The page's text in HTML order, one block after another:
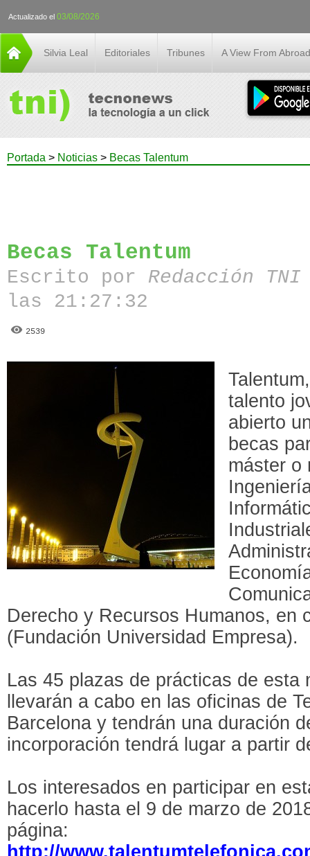
Actualizado el 03/08/2026
Silvia Leal Editoriales Tribunes A View From Abroad
Portada > Noticias > Becas Talentum
Becas Talentum
Escrito por Redacción
las 21:27:32
2539
talento
abierto
becas
máster o
Derecho y Recursos Humanos, en
(Fundación Universidad Empresa).
Las 45 plazas de prácticas de esta
llevarán a cabo en las oficinas de
Barcelona y tendrán una duración
incorporación tendrá lugar a partir
Los interesados en participar en
hacerlo hasta el 9 de marzo de
página:
http://